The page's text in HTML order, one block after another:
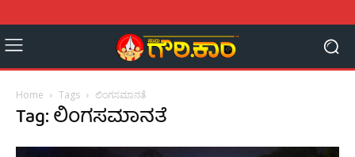
Home Tags ಲಿಂಗಸಮಾನತೆ
Tag: ಲಿಂಗಸಮಾನತೆ